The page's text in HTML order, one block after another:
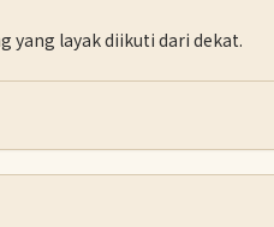
yang layak diikuti dari dekat.